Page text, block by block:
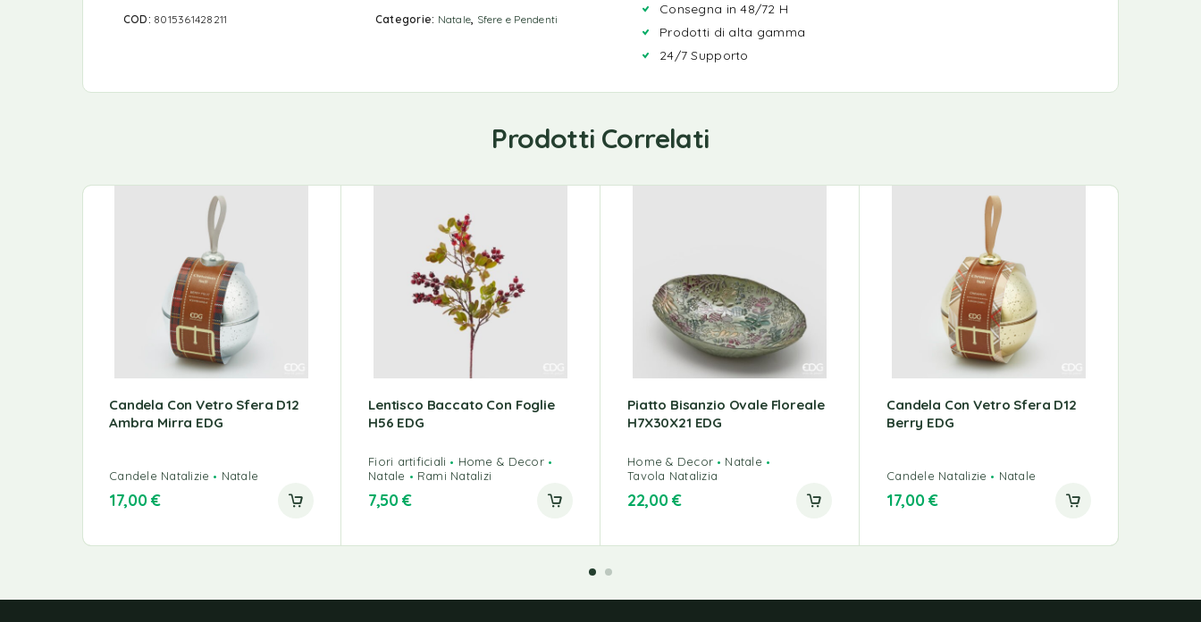
COD: 8015361428211 Categorie: Natale, Sfere e Pendenti
Consegna in 48/72 H
Prodotti di alta gamma
24/7 Supporto
Prodotti Correlati
Candela Con Vetro Sfera D12
Ambra Mirra EDG
Candele Natalizie Natale
17,00€
Lentisco Baccato Con Foglie
H56 EDG
Fiori artificiali
Home & Decor
Natale
Rami Natalizi
7,50€
Piatto Bisanzio Ovale Floreale
H7X30X21 EDG
Home & Decor
Natale
Tavola Natalizia
22,00€
Candela Con Vetro Sfera D12
Berry EDG
Candele Natalizie Natale
17,00€